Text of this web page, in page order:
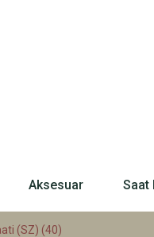
Aksesuar Saat
(SZ) (40)